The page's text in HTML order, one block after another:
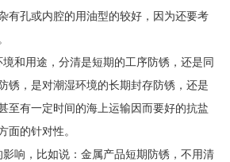
有孔或内腔的用油型的较好，因为还要考
和用途，分清是短期的工序防锈，还是同
锈，是对潮湿环境的长期封存防锈，还是
至有一定时间的海上运输因而要好的抗盐
面的针对性。
响，比如说：金属产品短期防锈，不用清